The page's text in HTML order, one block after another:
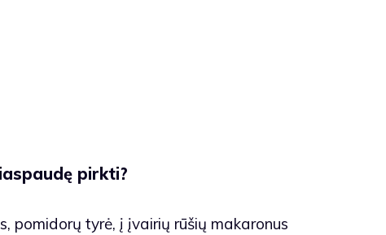
pirkti?
pomidorų tyrė, į įvairių rūšių makaronus